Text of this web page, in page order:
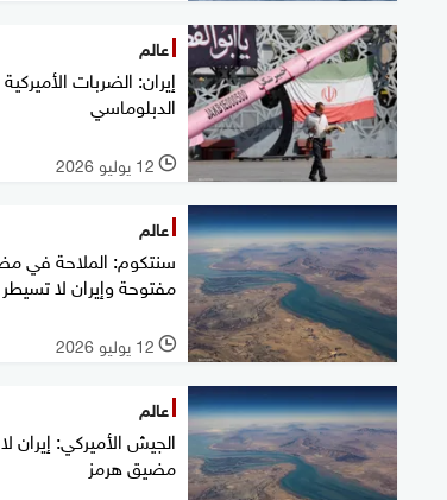
عالم
إيران: الضربات
الدبلوماسي
l 12 يوليو 2026
عالم
سنتكوم: الملاحة في
مفتوحة وإيران لا
l 12 يوليو 2026
عالم
الجيش الأميركي: إيران
مضيق هرمز